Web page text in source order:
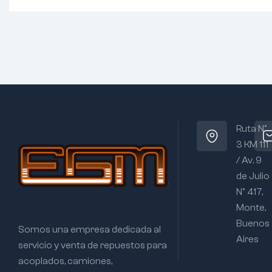
Somos una empresa dedicada al
servicio y venta de repuestos para
acoplados, camiones,
Ruta N°
3 KM 111
/ Av. 9
de Julio
N° 417,
Monte,
Buenos
Aires